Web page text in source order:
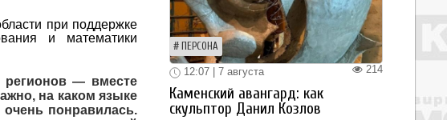
при поддержке
и математики
— вместе
на каком языке
понравилась.
ПЕРСОНА
214
12:07 | 7 августа
Каменский авангард: как
скульптор Данил Козлов